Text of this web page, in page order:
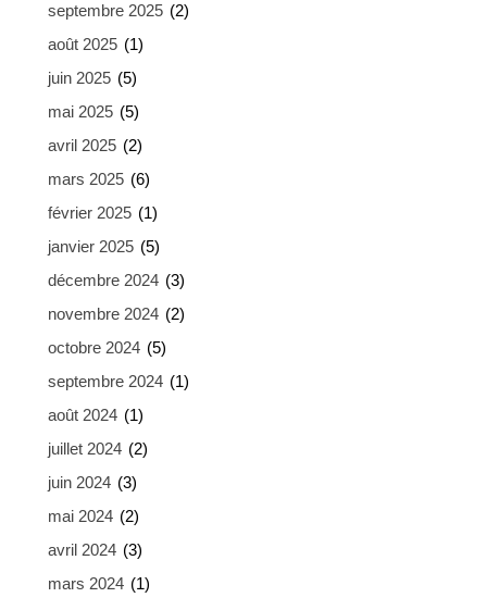
septembre 2025 (2)
août 2025 (1)
juin 2025 (5)
mai 2025 (5)
avril 2025 (2)
mars 2025 (6)
février 2025 (1)
janvier 2025 (5)
décembre 2024 (3)
novembre 2024 (2)
octobre 2024 (5)
septembre 2024 (1)
août 2024 (1)
juillet 2024 (2)
juin 2024 (3)
mai 2024 (2)
avril 2024 (3)
mars 2024 (1)